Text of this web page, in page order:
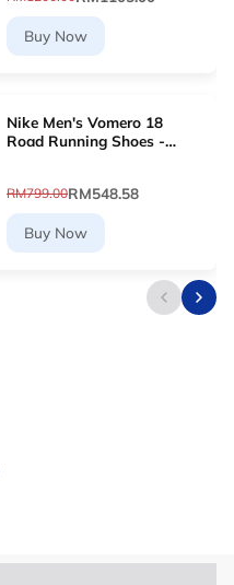
Buy Now
Nike Men's Vomero 18
Road Running Shoes -
RM799.00RM548.58
Buy Now